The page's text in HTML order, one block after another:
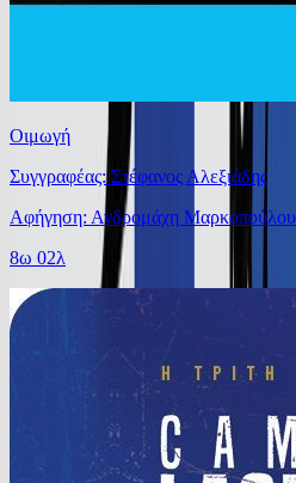
Οιμωγή
Συγγραφέας: Στέφανος Αλεξιάδης
Αφήγηση: Ανδρομάχη Μαρκοπούλου
8ω 02λ